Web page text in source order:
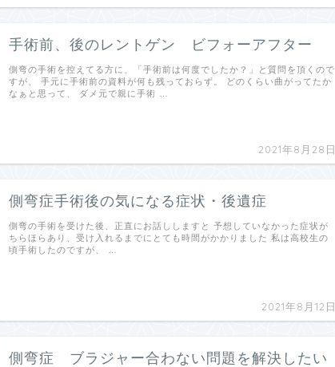
手術前、後のレントゲン ビフォーアフター
2021年8月28日
側弯の手術を控えてる方に、「手術前は何度でしたか？」と質問を頂くので
すが、 手元に手術前の資料が何も残っておらず。 どのくらい曲がってたか
なぁと思って、 ダメ元で親に手術 …
側弯症手術後の気になる症状・後遺症
2021年8月12日
側弯の手術を受けた後、正直にお話ししますと 予想していなかった症状が
ちらほらあり、受け入れるまでにとても時間がかかりました 私は高校生の
頃手術したのですが、 …
側弯症 ブラジャー合わない問題を解決したい